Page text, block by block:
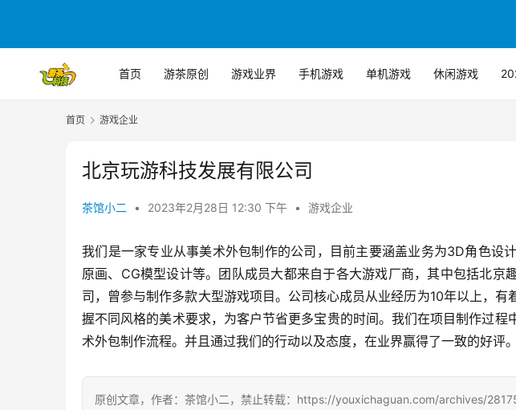
首页 游茶原创 游戏业界 手机游戏 单机游戏 休闲游戏
首页 游戏企业
北京玩游科技发展有限公司
茶馆小二 • 2023年2月28日 12:30 下午 • 游戏企业
我们是一家专业从事美术外包制作的公司，目前主要涵盖业务为3D角色设
原画、CG模型设计等。团队成员大都来自于各大游戏厂商，其中包括北京
司，曾参与制作多款大型游戏项目。公司核心成员从业经历为10年以上，
握不同风格的美术要求，为客户节省更多宝贵的时间。我们在项目制作过程
术外包制作流程。并且通过我们的行动以及态度，在业界赢得了一致的好评。
原创文章，作者：茶馆小二，禁止转载：https://youxichaguan.com/archives/